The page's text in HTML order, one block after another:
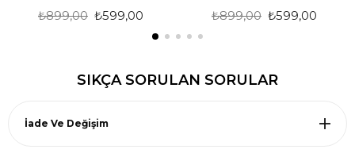
₺599,00
₺899,00 ₺599,00
₺899,00
SIKÇA SORULAN SORULAR
İade Ve Değişim